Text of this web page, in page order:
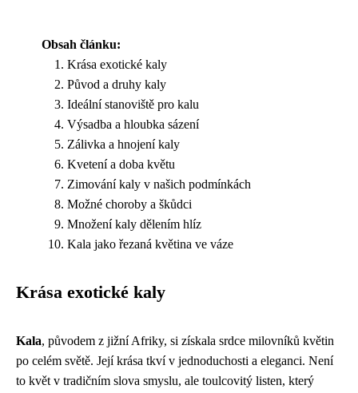
Obsah článku:
Krása exotické kaly
Původ a druhy kaly
Ideální stanoviště pro kalu
Výsadba a hloubka sázení
Zálivka a hnojení kaly
Kvetení a doba květu
Zimování kaly v našich podmínkách
Možné choroby a škůdci
Množení kaly dělením hlíz
Kala jako řezaná květina ve váze
Krása exotické kaly
Kala, původem z jižní Afriky, si získala srdce milovníků květin
po celém světě. Její krása tkví v jednoduchosti a eleganci. Není
to květ v tradičním slova smyslu, ale toulcovitý listen, který